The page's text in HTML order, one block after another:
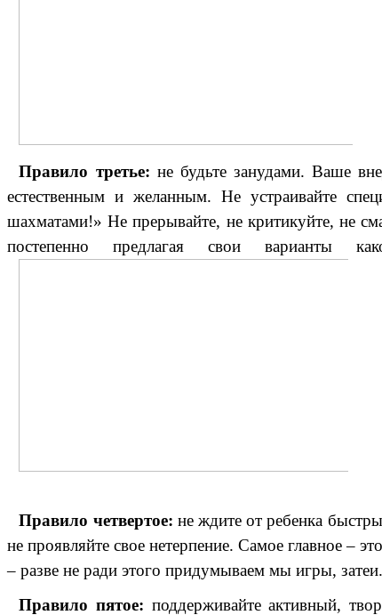
Правило третье: не будьте занудами. Ваше
естественным и желанным. Не устраивайте
шахматами!» Не прерывайте, не критикуйте, не
постепенно предлагая свои варианты
Правило четвертое: не ждите от ребенка
не проявляйте свое нетерпение. Самое главное –
– разве не ради этого придумываем мы игры, затеи.
Правило пятое: поддерживайте активный,